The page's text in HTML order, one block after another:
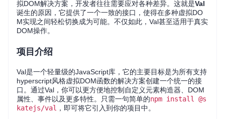
拟DOM解决方案，开发者往往需要应对各种差异。这就是Val
诞生的原因，它提供了一个一致的接口，使得在多种虚拟DO
M实现之间轻松切换成为可能。不仅如此，Val甚至适用于真实
DOM操作。
项目介绍
Val是一个轻量级的JavaScript库，它的主要目标是为所有支持
hyperscript风格虚拟DOM函数的解决方案创建一个统一的接
口。通过Val，你可以更方便地控制自定义元素构造器、DOM
属性、事件以及更多特性。只需一句简单的npm install @s
katejs/val ，即可将它引入到你的项目中。